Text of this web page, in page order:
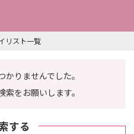
リスト一覧
りませんでした。
をお願いします。
する